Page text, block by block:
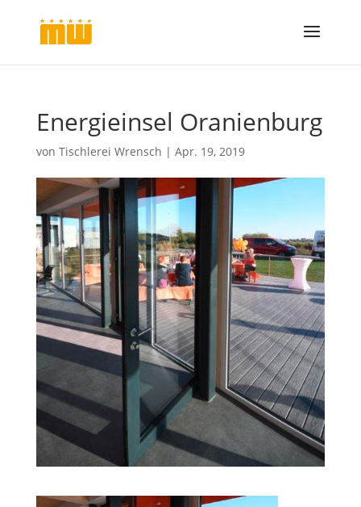
Energieinsel Oranienburg
von Tischlerei Wrensch | Apr. 19, 2019